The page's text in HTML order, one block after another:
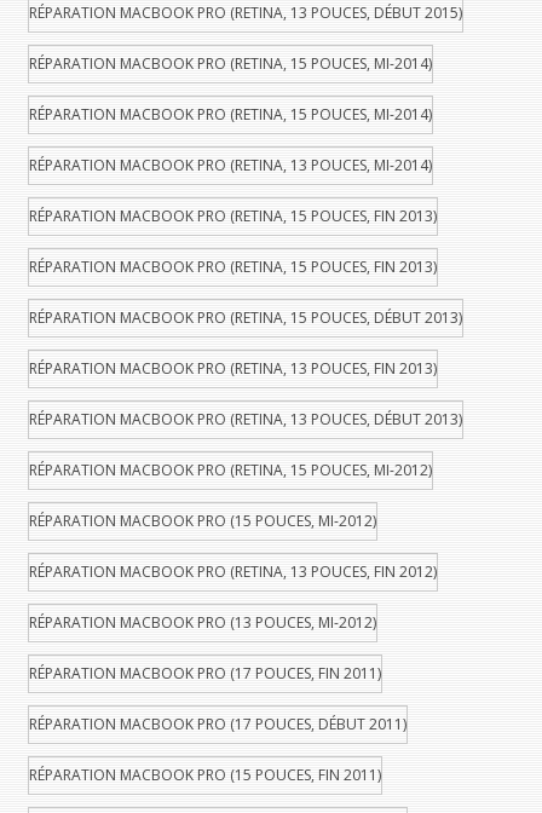
RÉPARATION MACBOOK PRO (RETINA, 13 POUCES, DÉBUT 2015)
RÉPARATION MACBOOK PRO (RETINA, 15 POUCES, MI-2014)
RÉPARATION MACBOOK PRO (RETINA, 15 POUCES, MI-2014)
RÉPARATION MACBOOK PRO (RETINA, 13 POUCES, MI-2014)
RÉPARATION MACBOOK PRO (RETINA, 15 POUCES, FIN 2013)
RÉPARATION MACBOOK PRO (RETINA, 15 POUCES, FIN 2013)
RÉPARATION MACBOOK PRO (RETINA, 15 POUCES, DÉBUT 2013)
RÉPARATION MACBOOK PRO (RETINA, 13 POUCES, FIN 2013)
RÉPARATION MACBOOK PRO (RETINA, 13 POUCES, DÉBUT 2013)
RÉPARATION MACBOOK PRO (RETINA, 15 POUCES, MI-2012)
RÉPARATION MACBOOK PRO (15 POUCES, MI-2012)
RÉPARATION MACBOOK PRO (RETINA, 13 POUCES, FIN 2012)
RÉPARATION MACBOOK PRO (13 POUCES, MI-2012)
RÉPARATION MACBOOK PRO (17 POUCES, FIN 2011)
RÉPARATION MACBOOK PRO (17 POUCES, DÉBUT 2011)
RÉPARATION MACBOOK PRO (15 POUCES, FIN 2011)